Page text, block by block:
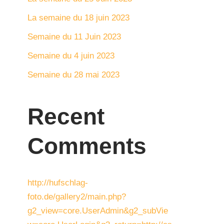
La semaine du 18 juin 2023
Semaine du 11 Juin 2023
Semaine du 4 juin 2023
Semaine du 28 mai 2023
Recent
Comments
http://hufschlag-
foto.de/gallery2/main.php?
g2_view=core.UserAdmin&g2_subVie